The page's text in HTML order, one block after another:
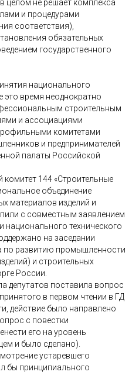
целом не решает комплекса
и процедурами
соответствия),
обязательных
государственного
национального
это время неоднократно
строительным
и ассоциациями
комитетами
и предпринимателей
палаты Российской
комитет 144 «Строительные
объединение
материалов изделий и
с совместным заявлением
национального технического
на заседании
по развитию промышленности
и строительных
России.
депутатов поставила вопрос
в первом чтении в ГД
действие было направлено
с повестки
его на уровень
и было сделано).
устаревшего
бы принципиального